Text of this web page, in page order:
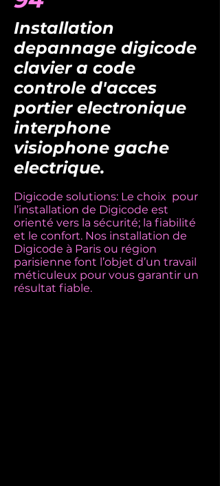
Installation
depannage digicode
clavier a code
controle d'acces
portier electronique
interphone
visiophone gache
electrique.
Digicode solutions: Le choix pour
l’installation de Digicode est
orienté vers la sécurité; la fiabilité
et le confort. Nos installation de
Digicode à Paris ou région
parisienne font l’objet d’un travail
méticuleux pour vous garantir un
résultat fiable.